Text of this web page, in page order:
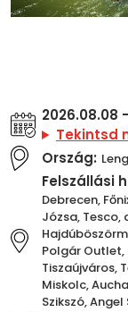
2026.08.08
Tekintsd
Ország:
Felszállási
Debrecen,
Józsa,
Polgár Outlet,
Tiszaújváros,
Miskolc,
Szikszó,